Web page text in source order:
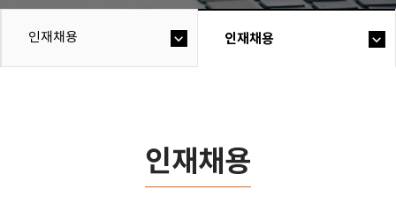
인재채용 인재채용
인재채용